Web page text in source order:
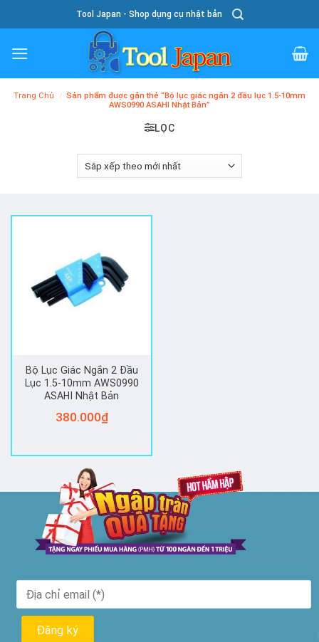
To
Content
Tool Japan - Shop dụng cụ nhật bản
Trang Chủ / Sản phẩm được gắn thẻ “Bộ lục giác ngắn 2 đầu lục 1.5-10mm
AWS0990 ASAHI Nhật Bản”
LỌC
Bộ Lục Giác Ngắn 2 Đầu
Lục 1.5-10mm AWS0990
ASAHI Nhật Bản
380.000₫